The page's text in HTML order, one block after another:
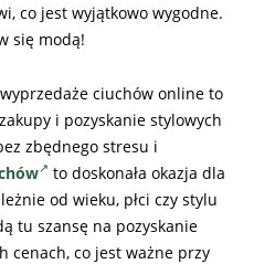
co jest wyjątkowo wygodne.
się modą!
ciuchów online to
i pozyskanie stylowych
zbędnego stresu i
to doskonała okazja dla
od wieku, płci czy stylu
tu szansę na pozyskanie
cenach, co jest ważne przy